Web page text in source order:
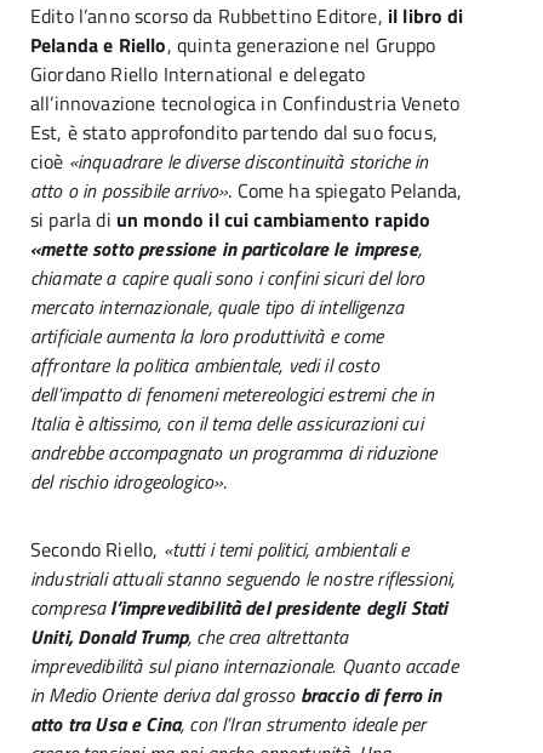
Edito l’anno scorso da Rubbettino Editore, il libro di
Pelanda e Riello, quinta generazione nel Gruppo
Giordano Riello International e delegato
all’innovazione tecnologica in Confindustria Veneto
Est, è stato approfondito partendo dal suo focus,
cioè «inquadrare le diverse discontinuità storiche in
atto o in possibile arrivo». Come ha spiegato Pelanda,
si parla di un mondo il cui cambiamento rapido
«mette sotto pressione in particolare le imprese,
chiamate a capire quali sono i confini sicuri del loro
mercato internazionale, quale tipo di intelligenza
artificiale aumenta la loro produttività e come
affrontare la politica ambientale, vedi il costo
dell’impatto di fenomeni metereologici estremi che in
Italia è altissimo, con il tema delle assicurazioni cui
andrebbe accompagnato un programma di riduzione
del rischio idrogeologico».
Secondo Riello, «tutti i temi politici, ambientali e
industriali attuali stanno seguendo le nostre riflessioni,
compresal’imprevedibilità del presidente degli Stati
Uniti, Donald Trump, che crea altrettanta
imprevedibilità sul piano internazionale. Quanto accade
in Medio Oriente deriva dal grosso braccio di ferro in
atto tra Usa e Cina, con l’Iran strumento ideale per